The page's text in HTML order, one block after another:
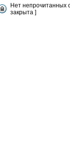
Нет непрочитанных
закрыта ]